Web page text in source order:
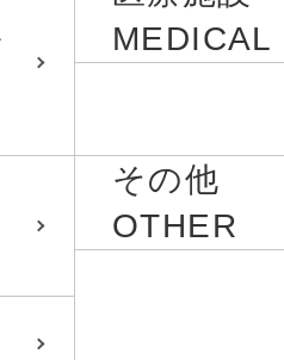
MEDICAL
その他
OTHER